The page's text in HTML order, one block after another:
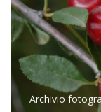
Archivio